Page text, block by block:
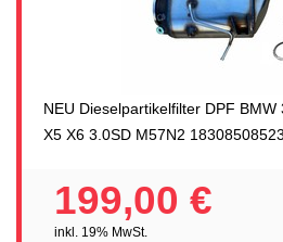
NEU Dieselpartikelfilter DPF
X5 X6 3.0SD M57N2 18308508523
199,00 €
inkl. 19% MwSt.